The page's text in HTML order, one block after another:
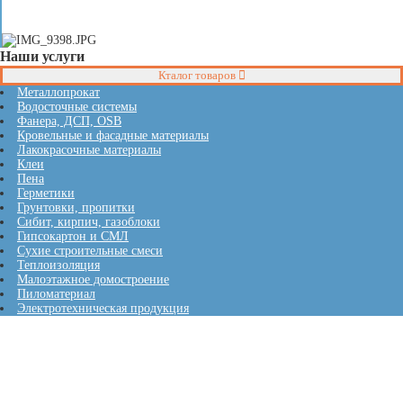
Наши услуги
Кталог товаров
Металлопрокат
Водосточные системы
Фанера, ДСП, OSB
Кровельные и фасадные материалы
Лакокрасочные материалы
Клеи
Пена
Герметики
Грунтовки, пропитки
Сибит, кирпич, газоблоки
Гипсокартон и СМЛ
Сухие строительные смеси
Теплоизоляция
Малоэтажное домостроение
Пиломатериал
Электротехническая продукция